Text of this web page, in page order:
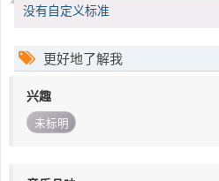
没有自定义标准
更好地了解我
兴趣
未标明